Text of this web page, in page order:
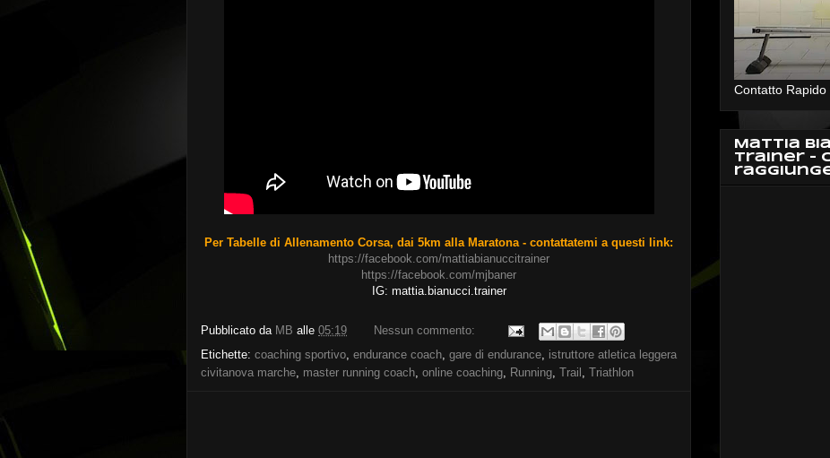
Per Tabelle di Allenamento Corsa, dai 5km alla Maratona - contattatemi a questi link:
https://facebook.com/mattiabianuccitrainer
https://facebook.com/mjbaner
IG: mattia.bianucci.trainer
Pubblicato da MB alle 05:19
Nessun commento:
Etichette: coaching sportivo endurance coach gare di endurance istruttore atletica leggera
civitanova marche master running coach online coaching Running Trail Triathlon
Contatto Rapido
Mattia
Trainer -